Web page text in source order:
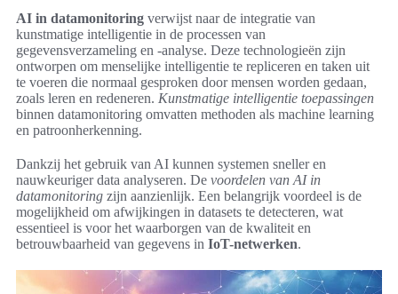
AI in datamonitoring verwijst naar de integratie van
kunstmatige intelligentie in de processen van
gegevensverzameling en -analyse. Deze technologieën zijn
ontworpen om menselijke intelligentie te repliceren en taken uit
te voeren die normaal gesproken door mensen worden gedaan,
zoals leren en redeneren. Kunstmatige intelligentie toepassingen
binnen datamonitoring omvatten methoden als machine learning
en patroonherkenning.
Dankzij het gebruik van AI kunnen systemen sneller en
nauwkeuriger data analyseren. De voordelen van AI in
datamonitoring zijn aanzienlijk. Een belangrijk voordeel is de
mogelijkheid om afwijkingen in datasets te detecteren, wat
essentieel is voor het waarborgen van de kwaliteit en
betrouwbaarheid van gegevens in IoT-netwerken.